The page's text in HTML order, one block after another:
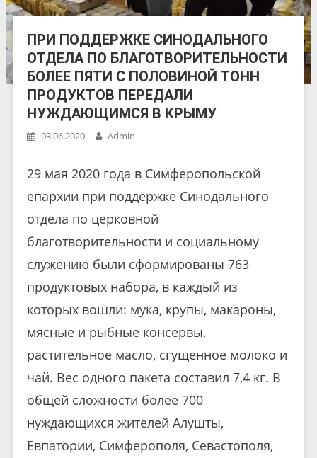
ПРИ ПОДДЕРЖКЕ СИНОДАЛЬНОГО
ОТДЕЛА ПО БЛАГОТВОРИТЕЛЬНОСТИ
БОЛЕЕ ПЯТИ С ПОЛОВИНОЙ ТОНН
ПРОДУКТОВ ПЕРЕДАЛИ
НУЖДАЮЩИМСЯ В КРЫМУ
03.06.2020 Admin
29 мая 2020 года в Симферопольской
епархии при поддержке Синодального
отдела по церковной
благотворительности и социальному
служению были сформированы 763
продуктовых набора, в каждый из
которых вошли: мука, крупы, макароны,
мясные и рыбные консервы,
растительное масло, сгущенное молоко и
чай. Вес одного пакета составил 7,4 кг. В
общей сложности более 700
нуждающихся жителей Алушты,
Евпатории, Симферополя, Севастополя,